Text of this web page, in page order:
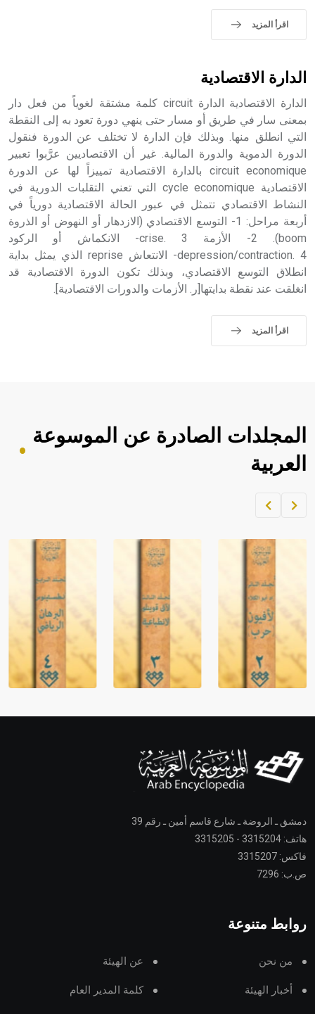
sign تكتب منفصلة غير متصلة، وتعتمد المبدأ الأكوروفوني،اقرأ المزيد
الدارة الاقتصادية
الدارة الاقتصادية الدارة circuit كلمة مشتقة لغوياً من فعل دار
بمعنى سار في طريق أو مسار حتى ينهي دورة تعود به إلى النقطة
التي انطلق منها. وبذلك فإن الدارة لا تختلف عن الدورة فنقول
الدورة الدموية والدورة المالية. غير أن الاقتصاديين عرَّبوا تعبير
circuit economique بالدارة الاقتصادية تمييزاً لها عن الدورة
الاقتصادية cycle economique التي تعني التقلبات الدورية في
النشاط الاقتصادي تتمثل في عبور الحالة الاقتصادية دورياً في
أربعة مراحل: 1- التوسع الاقتصادي (الازدهار أو النهوض أو الذروة
boom). 2- الأزمة crise. 3- الانكماش أو الركود
depression/contraction. 4- الانتعاش reprise الذي يمثل بداية
انطلاق التوسع الاقتصادي، وبذلك تكون الدورة الاقتصادية قد
انغلقت عند نقطة بدايتها[ر. الأزمات والدورات الاقتصادية].
اقرأ المزيد
المجلدات الصادرة عن الموسوعة
العربية
دمشق ـ الروضة ـ شارع قاسم أمين ـ رقم 39
هاتف: 3315204 - 3315205
فاكس: 3315207
ص.ب: 7296
روابط متنوعة
من نحن عن الهيئة
أخبار الهيئة كلمة المدير العام